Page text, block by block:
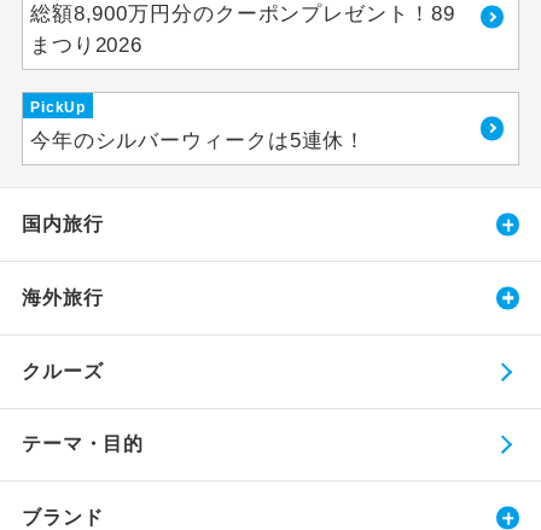
総額8,900万円分のクーポンプレゼント！89
まつり2026
PickUp
今年のシルバーウィークは5連休！
国内旅行
海外旅行
クルーズ
テーマ・目的
ブランド